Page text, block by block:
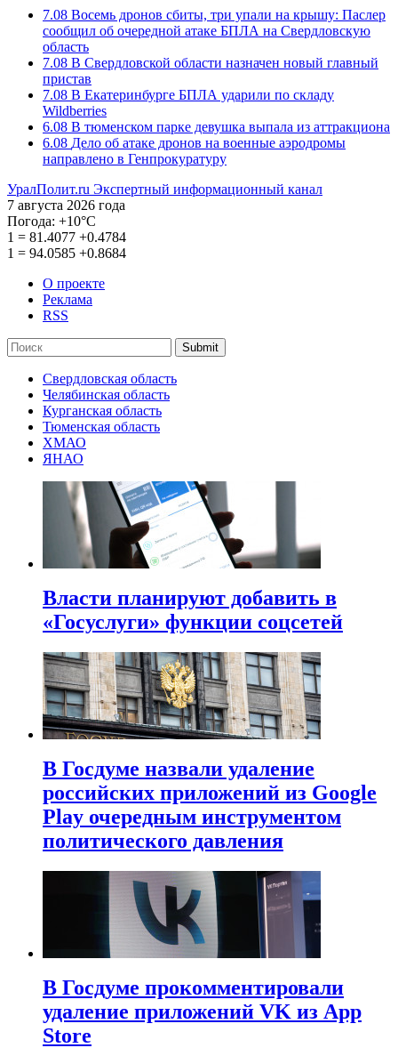
7.08 Восемь дронов сбиты, три упали на крышу: Паслер
сообщил об очередной атаке БПЛА на Свердловскую
область
7.08 В Свердловской области назначен новый главный
пристав
7.08 В Екатеринбурге БПЛА ударили по складу
Wildberries
6.08 В тюменском парке девушка выпала из аттракциона
6.08 Дело об атаке дронов на военные аэродромы
направлено в Генпрокуратуру
УралПолит.ru Экспертный информационный канал
7 августа 2026 года
Погода: +10°С
1 = 81.4077 +0.4784
1 = 94.0585 +0.8684
О проекте
Реклама
RSS
Submit
Свердловская область
Челябинская область
Курганская область
Тюменская область
ХМАО
ЯНАО
Власти планируют добавить в
«Госуслуги» функции соцсетей
В Госдуме назвали удаление
российских приложений из Google
Play очередным инструментом
политического давления
В Госдуме прокомментировали
удаление приложений VK из App
Store